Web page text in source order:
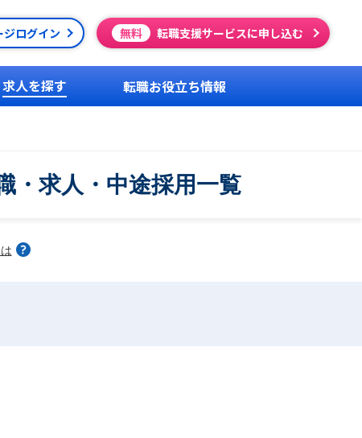
ジログイン 無料 転職支援サービスに申し込む
求人を探す 転職お役立ち情報
・求人・中途採用一覧